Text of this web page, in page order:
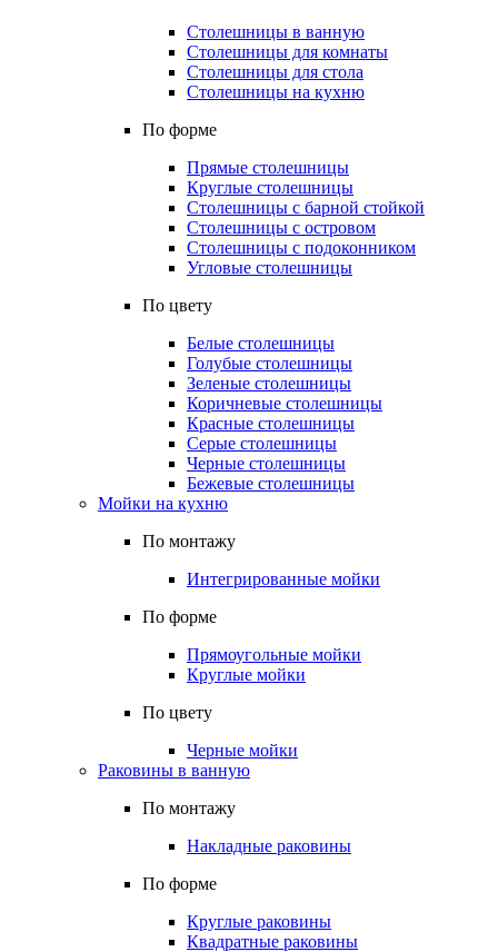
Столешницы в ванную
Столешницы для комнаты
Столешницы для стола
Столешницы на кухню
По форме
Прямые столешницы
Круглые столешницы
Столешницы с барной стойкой
Столешницы с островом
Столешницы с подоконником
Угловые столешницы
По цвету
Белые столешницы
Голубые столешницы
Зеленые столешницы
Коричневые столешницы
Красные столешницы
Серые столешницы
Черные столешницы
Бежевые столешницы
Мойки на кухню
По монтажу
Интегрированные мойки
По форме
Прямоугольные мойки
Круглые мойки
По цвету
Черные мойки
Раковины в ванную
По монтажу
Накладные раковины
По форме
Круглые раковины
Квадратные раковины